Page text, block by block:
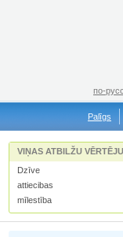
по-
Palīgs
VIŅAS ATBILŽU
Dzīve
attiecibas
mīlestība